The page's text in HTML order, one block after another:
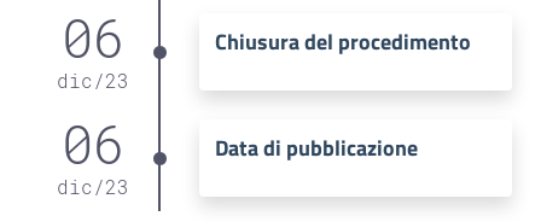
06
dic /23
Chiusura del procedimento
06
dic /23
Data di pubblicazione